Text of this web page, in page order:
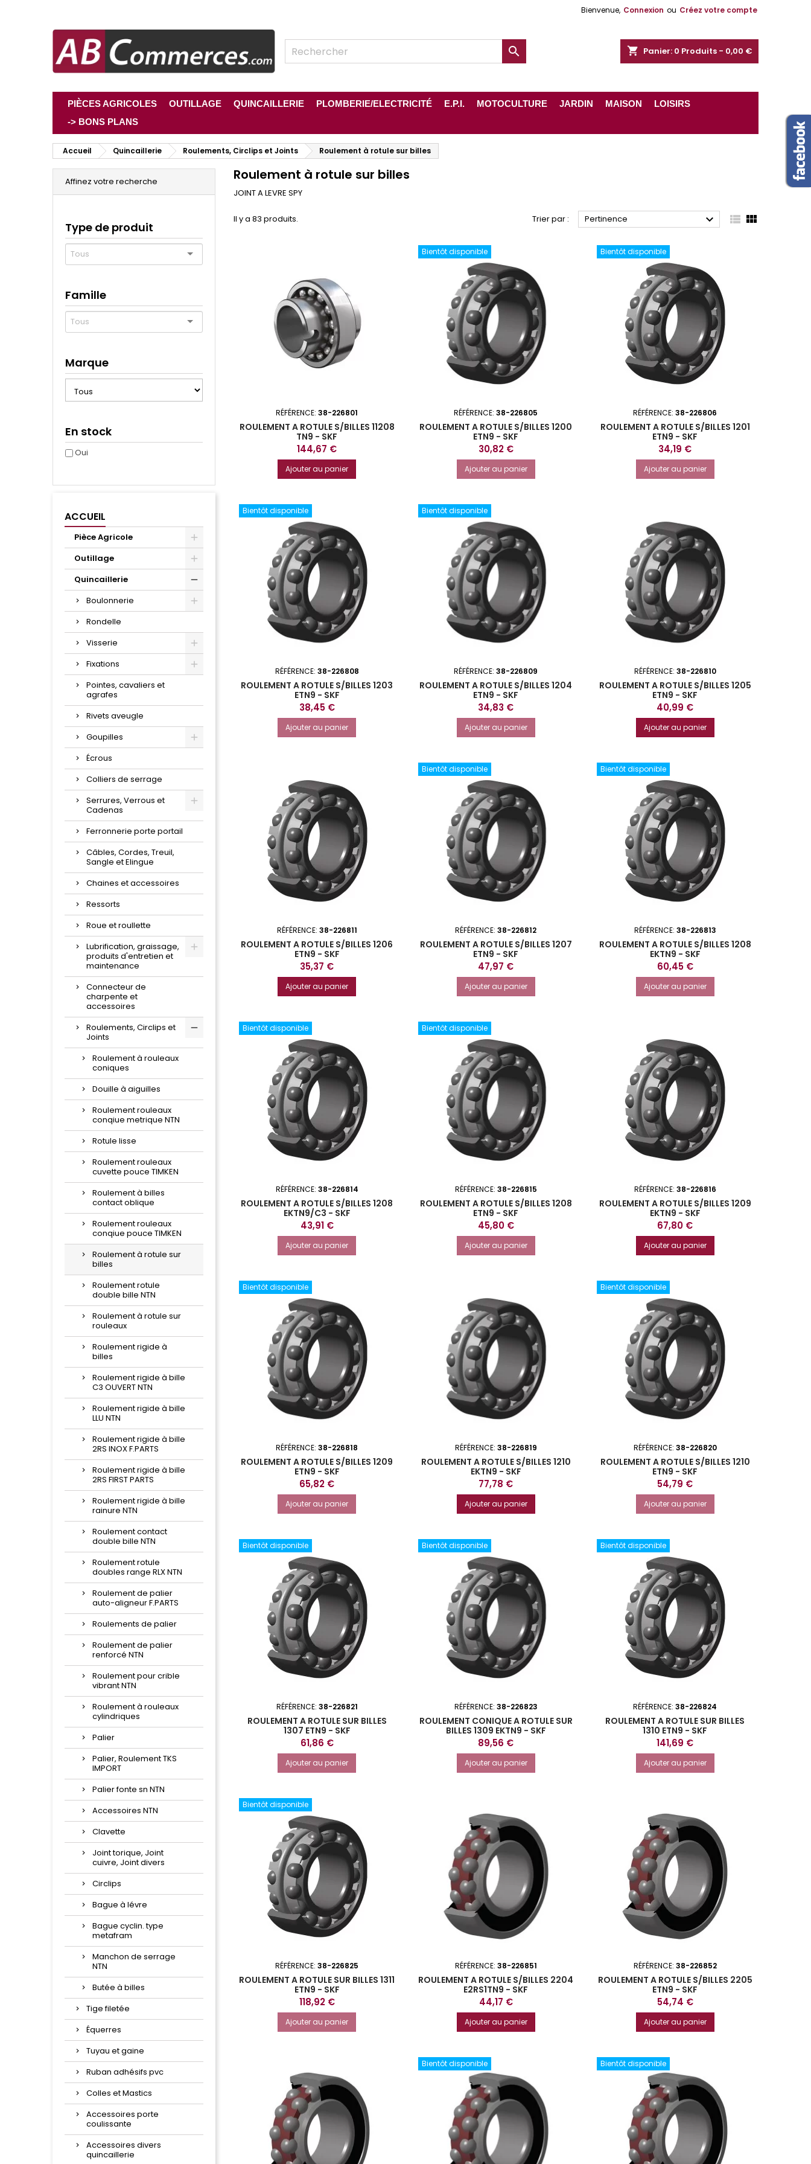
Bienvenue, Connexion ou Créez votre compte
shopping_cart Panier: 0 Produits - 0,00 €

PIÈCES AGRICOLES OUTILLAGE QUINCAILLERIE PLOMBERIE/ELECTRICITÉ E.P.I. MOTOCULTURE JARDIN MAISON
LOISIRS
-> BONS PLANS
Accueil Quincaillerie Roulements, Circlips et Joints Roulement à rotule sur billes
Affinez votre recherche
Type de produit
Famille
Marque
En stock
Oui
ACCUEIL
Pièce Agricole
Outillage
Quincaillerie
Boulonnerie
Rondelle
Visserie
Fixations
Pointes, cavaliers et
agrafes
Rivets aveugle
Goupilles
Écrous
Colliers de serrage
Serrures, Verrous et
Cadenas
Ferronnerie porte portail
Câbles, Cordes, Treuil,
Sangle et Elingue
Chaines et accessoires
Ressorts
Roue et roullette
Lubrification, graissage,
produits d'entretien et
maintenance
Connecteur de
charpente et
accessoires
Roulements, Circlips et
Joints
Roulement à rouleaux
coniques
Douille à aiguilles
Roulement rouleaux
conqiue metrique NTN
Rotule lisse
Roulement rouleaux
cuvette pouce TIMKEN
Roulement à billes
contact oblique
Roulement rouleaux
conqiue pouce TIMKEN
Roulement à rotule sur
billes
Roulement rotule
double bille NTN
Roulement à rotule sur
rouleaux
Roulement rigide à
billes
Roulement rigide à bille
C3 OUVERT NTN
Roulement rigide à bille
LLU NTN
Roulement rigide à bille
2RS INOX F.PARTS
Roulement rigide à bille
2RS FIRST PARTS
Roulement rigide à bille
rainure NTN
Roulement contact
double bille NTN
Roulement rotule
doubles range RLX NTN
Roulement de palier
auto-aligneur F.PARTS
Roulements de palier
Roulement de palier
renforcé NTN
Roulement pour crible
vibrant NTN
Roulement à rouleaux
cylindriques
Palier
Palier, Roulement TKS
IMPORT
Palier fonte sn NTN
Accessoires NTN
Clavette
Joint torique, Joint
cuivre, Joint divers
Circlips
Bague à lévre
Bague cyclin. type
metafram
Manchon de serrage
NTN
Butée à billes
Tige filetée
Équerres
Tuyau et gaine
Ruban adhésifs pvc
Colles et Mastics
Accessoires porte
coulissante
Accessoires divers
quincaillerie
Roulement à rotule sur billes
JOINT A LEVRE SPY
Il y a 83 produits. Trier par : Pertinence   
RÉFÉRENCE:38-226801
ROULEMENT A ROTULE S/BILLES 11208
TN9 - SKF
Prix
144,67 €
Ajouter au panier
Bientôt disponible
RÉFÉRENCE:38-226805
ROULEMENT A ROTULE S/BILLES 1200
ETN9 - SKF
Prix
30,82 €
Ajouter au panier
Bientôt disponible
RÉFÉRENCE:38-226806
ROULEMENT A ROTULE S/BILLES 1201
ETN9 - SKF
Prix
34,19 €
Ajouter au panier
Bientôt disponible
RÉFÉRENCE: 38-226808
ROULEMENT A ROTULE S/BILLES 1203
ETN9 - SKF
Prix
38,45 €
Ajouter au panier
Bientôt disponible
RÉFÉRENCE:38-226809
ROULEMENT A ROTULE S/BILLES 1204
ETN9 - SKF
Prix
34,83 €
Ajouter au panier
RÉFÉRENCE: 38-226810
ROULEMENT A ROTULE S/BILLES 1205
ETN9 - SKF
Prix
40,99 €
Ajouter au panier
RÉFÉRENCE: 38-226811
ROULEMENT A ROTULE S/BILLES 1206
ETN9 - SKF
Prix
35,37 €
Ajouter au panier
Bientôt disponible
RÉFÉRENCE:38-226812
ROULEMENT A ROTULE S/BILLES 1207
ETN9 - SKF
Prix
47,97 €
Ajouter au panier
Bientôt disponible
RÉFÉRENCE: 38-226813
ROULEMENT A ROTULE S/BILLES 1208
EKTN9 - SKF
Prix
60,45 €
Ajouter au panier
Bientôt disponible
RÉFÉRENCE: 38-226814
ROULEMENT A ROTULE S/BILLES 1208
EKTN9/C3 - SKF
Prix
43,91 €
Ajouter au panier
Bientôt disponible
RÉFÉRENCE: 38-226815
ROULEMENT A ROTULE S/BILLES 1208
ETN9 - SKF
Prix
45,80 €
Ajouter au panier
RÉFÉRENCE: 38-226816
ROULEMENT A ROTULE S/BILLES 1209
EKTN9 - SKF
Prix
67,80 €
Ajouter au panier
Bientôt disponible
RÉFÉRENCE:38-226818
ROULEMENT A ROTULE S/BILLES 1209
ETN9 - SKF
Prix
65,82 €
Ajouter au panier
RÉFÉRENCE: 38-226819
ROULEMENT A ROTULE S/BILLES 1210
EKTN9 - SKF
Prix
77,78 €
Ajouter au panier
Bientôt disponible
RÉFÉRENCE: 38-226820
ROULEMENT A ROTULE S/BILLES 1210
ETN9 - SKF
Prix
54,79 €
Ajouter au panier
Bientôt disponible
RÉFÉRENCE: 38-226821
ROULEMENT A ROTULE SUR BILLES
1307 ETN9 - SKF
Prix
61,86 €
Ajouter au panier
Bientôt disponible
RÉFÉRENCE: 38-226823
ROULEMENT CONIQUE A ROTULE SUR
BILLES 1309 EKTN9 - SKF
Prix
89,56 €
Ajouter au panier
Bientôt disponible
RÉFÉRENCE:38-226824
ROULEMENT A ROTULE SUR BILLES
1310 ETN9 - SKF
Prix
141,69 €
Ajouter au panier
Bientôt disponible
RÉFÉRENCE:38-226825
ROULEMENT A ROTULE SUR BILLES 1311
ETN9 - SKF
Prix
118,92 €
Ajouter au panier
RÉFÉRENCE: 38-226851
ROULEMENT A ROTULE S/BILLES 2204
E2RS1TN9 - SKF
Prix
44,17 €
Ajouter au panier
RÉFÉRENCE: 38-226852
ROULEMENT A ROTULE S/BILLES 2205
ETN9 - SKF
Prix
54,74 €
Ajouter au panier
Bientôt disponible Bientôt disponible